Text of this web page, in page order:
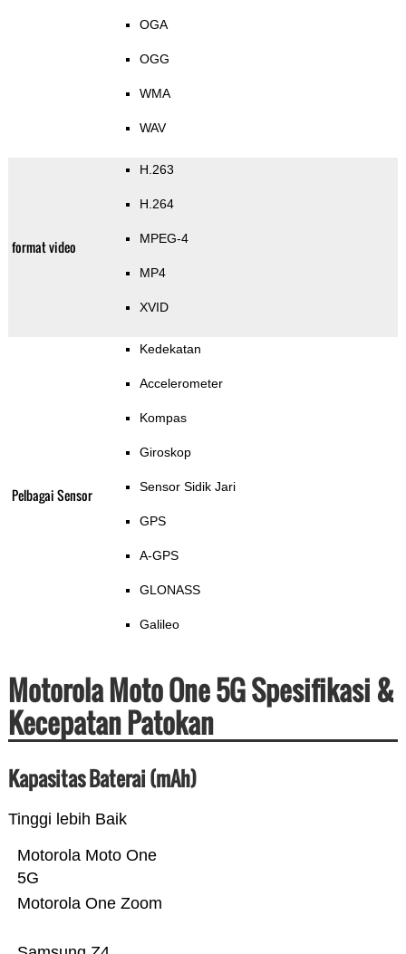
OGA
OGG
WMA
WAV
format video
H.263
H.264
MPEG-4
MP4
XVID
Pelbagai Sensor
Kedekatan
Accelerometer
Kompas
Giroskop
Sensor Sidik Jari
GPS
A-GPS
GLONASS
Galileo
Motorola Moto One 5G Spesifikasi &
Kecepatan Patokan
Kapasitas Baterai (mAh)
Tinggi lebih Baik
Motorola One Zoom
Motorola Moto One
5G